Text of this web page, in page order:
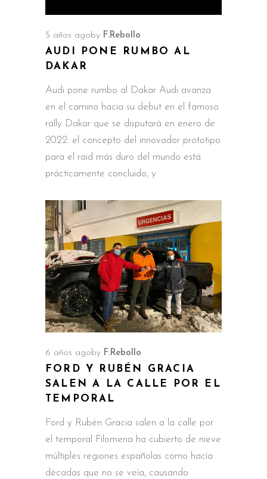
5 años agoby F.Rebollo
AUDI PONE RUMBO AL
DAKAR
Audi pone rumbo al Dakar Audi avanza
en el camino hacia su debut en el famoso
rally Dakar que se disputará en enero de
2022: el concepto del innovador prototipo
para el raid más duro del mundo está
prácticamente concluido, y
6 años agoby F.Rebollo
FORD Y RUBÉN GRACIA
SALEN A LA CALLE POR EL
TEMPORAL
Ford y Rubén Gracia salen a la calle por
el temporal Filomena ha cubierto de nieve
múltiples regiones españolas como hacía
décadas que no se veía, causando